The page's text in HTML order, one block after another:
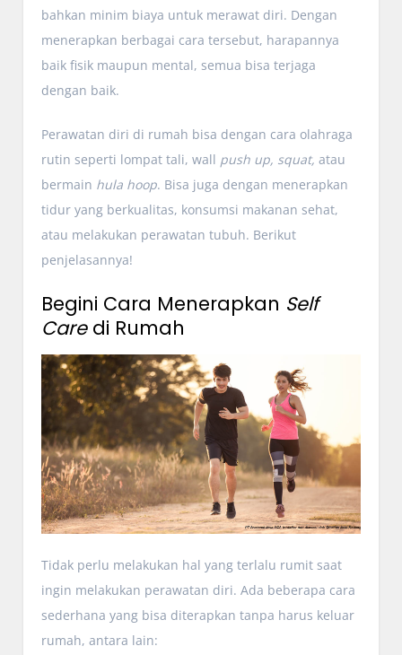
bahkan minim biaya untuk merawat diri. Dengan
menerapkan berbagai cara tersebut, harapannya
baik fisik maupun mental, semua bisa terjaga
dengan baik.
Perawatan diri di rumah bisa dengan cara olahraga
rutin seperti lompat tali, wall push up, squat, atau
bermain hula hoop. Bisa juga dengan menerapkan
tidur yang berkualitas, konsumsi makanan sehat,
atau melakukan perawatan tubuh. Berikut
penjelasannya!
Begini Cara Menerapkan Self
Caredi Rumah
Tidak perlu melakukan hal yang terlalu rumit saat
ingin melakukan perawatan diri. Ada beberapa cara
sederhana yang bisa diterapkan tanpa harus keluar
rumah, antara lain: